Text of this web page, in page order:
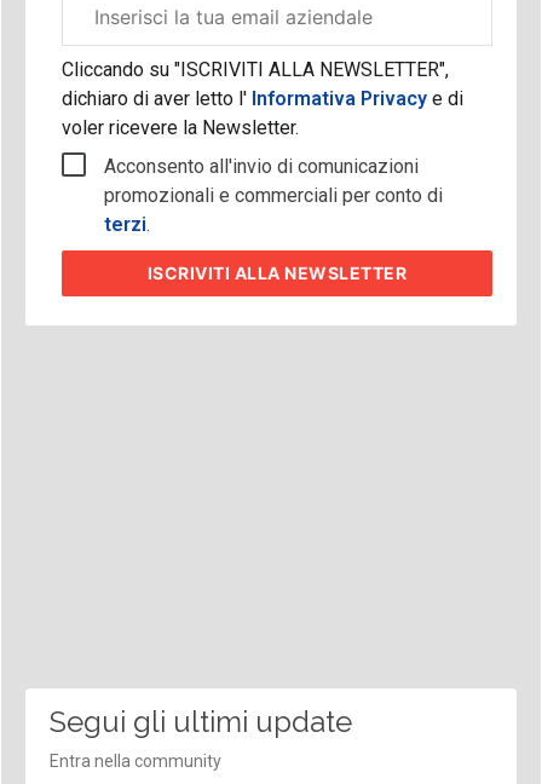
aziendale
Cliccando su "ISCRIVITI ALLA NEWSLETTER",
dichiaro di aver letto l'Informativa Privacy e di
voler ricevere la Newsletter.
Acconsento all'invio di comunicazioni
promozionali e commerciali per conto di
terzi.
ISCRIVITI ALLA NEWSLETTER
Segui gli ultimi update
Entra nella community